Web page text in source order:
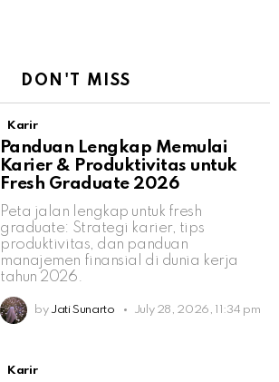
DON'T MISS
Karir
Panduan Lengkap Memulai
Karier & Produktivitas untuk
Fresh Graduate 2026
Peta jalan lengkap untuk fresh
graduate: Strategi karier, tips
produktivitas, dan panduan
manajemen finansial di dunia kerja
tahun 2026.
by Jati Sunarto July 28, 2026, 11:34 pm
Karir